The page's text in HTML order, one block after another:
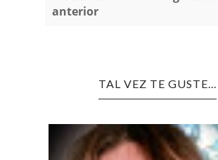
anterior
TAL VEZ TE GUSTE...